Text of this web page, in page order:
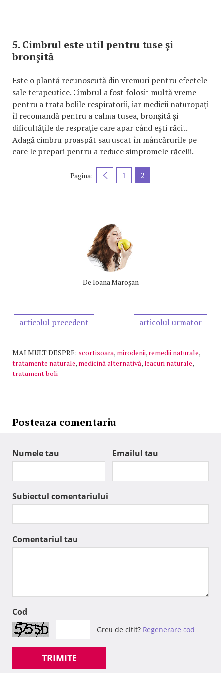
5. Cimbrul este util pentru tuse şi
bronşită
Este o plantă recunoscută din vremuri pentru efectele
sale terapeutice. Cimbrul a fost folosit multă vreme
pentru a trata bolile respiratorii, iar medicii naturopaţi
îl recomandă pentru a calma tusea, bronşită şi
dificultăţile de respraţie care apar când eşti răcit.
Adagă cimbru proaspăt sau uscat în mâncărurile pe
care le prepari pentru a reduce simptomele răcelii.
Pagina: 1 2
De Ioana Maroşan
articolul precedent articolul urmator
MAI MULT DESPRE: scortisoara, mirodenii, remedii naturale,
tratamente naturale, medicină alternativă,leacuri naturale,
tratament boli
Posteaza comentariu
Numele tau Emailul tau
Subiectul comentariului
Comentariul tau
Cod
Greu de citit? Regenerare cod
TRIMITE